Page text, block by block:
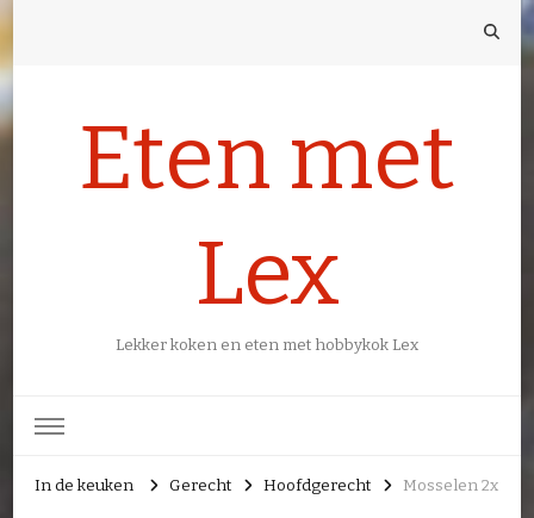
Eten met
Lex
Lekker koken en eten met hobbykok Lex
In de keuken Gerecht Hoofdgerecht Mosselen 2x